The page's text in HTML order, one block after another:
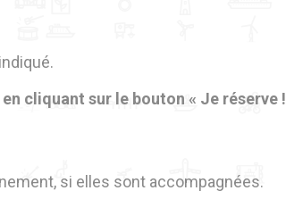
en cliquant sur le bouton « Je réserve !
si elles sont accompagnées.